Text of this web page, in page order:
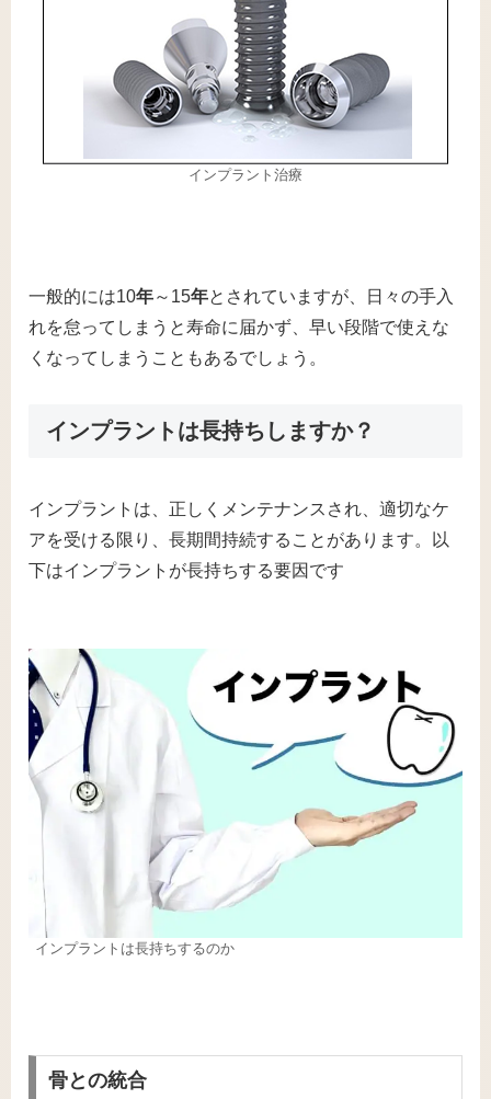
インプラント治療
一般的には10年～15年とされていますが、日々の手入
れを怠ってしまうと寿命に届かず、早い段階で使えな
くなってしまうこともあるでしょう。
インプラントは長持ちしますか？
インプラントは、正しくメンテナンスされ、適切なケ
アを受ける限り、長期間持続することがあります。以
下はインプラントが長持ちする要因です
インプラントは長持ちするのか
骨との統合